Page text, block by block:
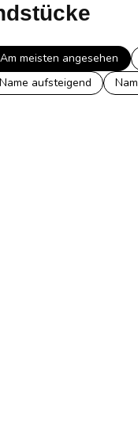
Am meisten angesehen
Name aufsteigend